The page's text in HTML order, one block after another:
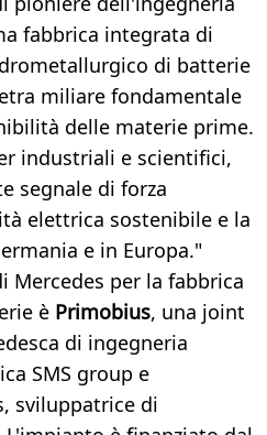
fabbrica integrata di
di batterie
miliare fondamentale
delle materie prime.
industriali e scientifici,
segnale di forza
elettrica sostenibile e la
e in Europa."
per la fabbrica
è Primobius, una joint
di ingegneria
SMS group e
sviluppatrice di